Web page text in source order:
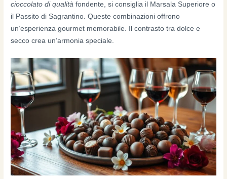
cioccolato di qualità fondente, si consiglia il Marsala Superiore o
il Passito di Sagrantino. Queste combinazioni offrono
un’esperienza gourmet memorabile. Il contrasto tra dolce e
secco crea un’armonia speciale.